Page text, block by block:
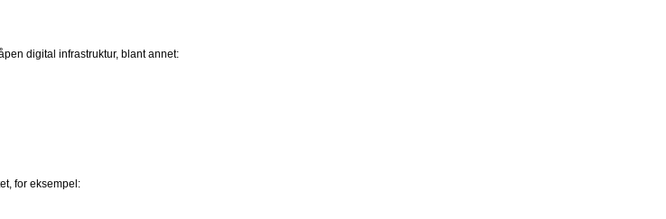
digital infrastruktur, blant annet:
for eksempel: